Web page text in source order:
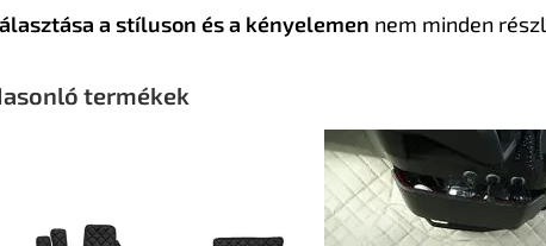
a stíluson és a kényelemen nem minden
termékek